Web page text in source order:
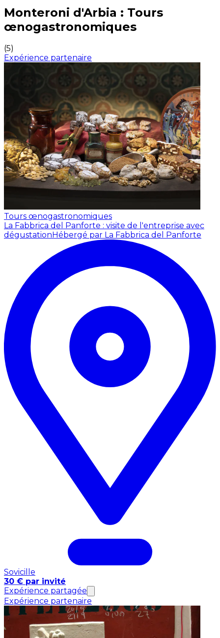
Expériences culinaires inoubliables : Expériences
Monteroni d'Arbia : Tours
œnogastronomiques
(5)
Expérience partenaire
Tours œnogastronomiques
La Fabbrica del Panforte : visite de l'entreprise avec
dégustationHébergé par La Fabbrica del Panforte
Sovicille
30 € par invité
Expérience partagée
Expérience partenaire